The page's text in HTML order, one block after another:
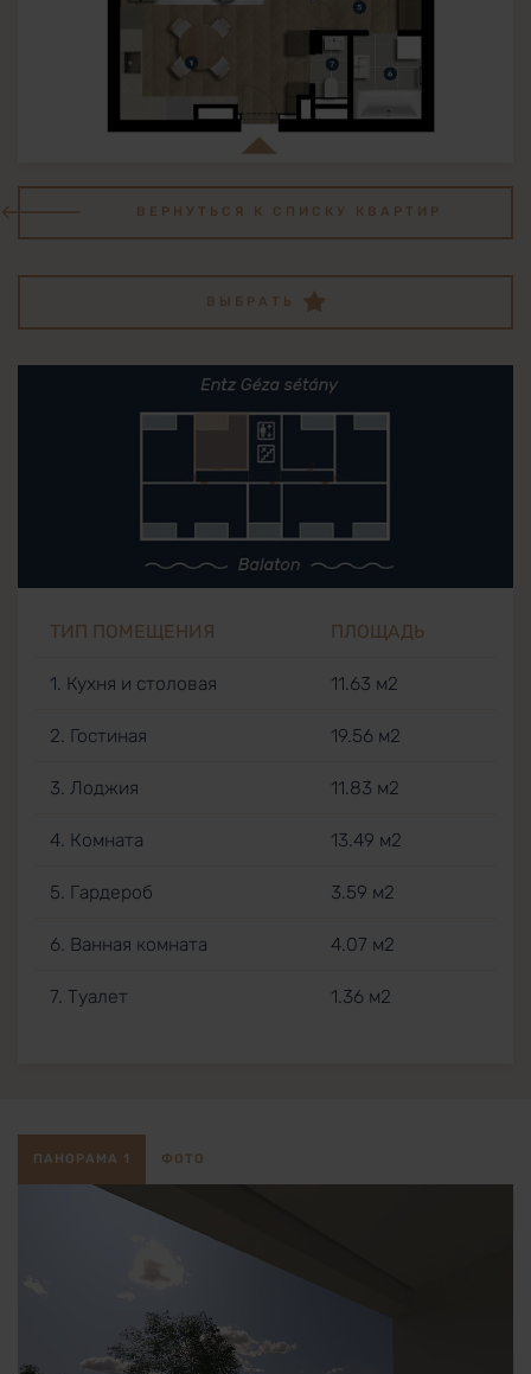
ВЕРНУТЬСЯ К СПИСКУ КВАРТИР
ВЫБРАТЬ
ТИП ПОМЕЩЕНИЯ ПЛОЩАДЬ
1. Кухня и столовая 11.63 м2
2. Гостиная 19.56 м2
3. Лоджия 11.83 м2
4. Комната 13.49 м2
5. Гардероб 3.59 м2
6. Ванная комната 4.07 м2
7. Туалет 1.36 м2
ПАНОРАМА 1 ФОТО